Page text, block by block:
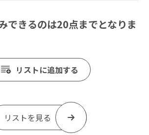
できるのは20点までとなりま
リストに追加する
リストを見る